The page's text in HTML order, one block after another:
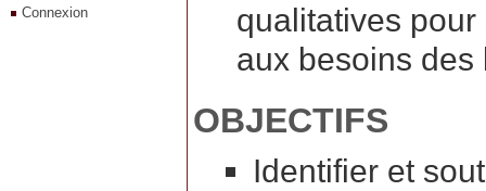
Connexion
qualitatives pour
aux besoins
OBJECTIFS
Identifier et